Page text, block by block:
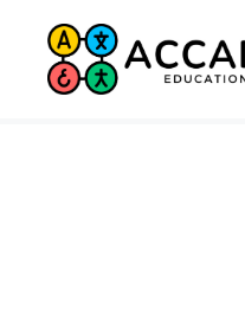
Saltar
contenido